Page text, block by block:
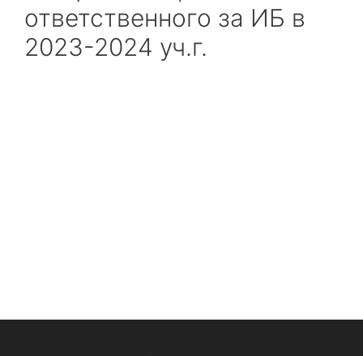
ответственного за ИБ в
2023-2024 уч.г.